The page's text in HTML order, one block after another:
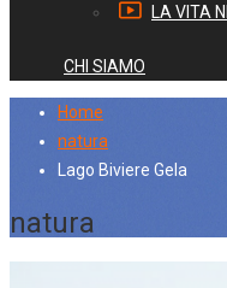
LA VITA
CHI SIAMO
Home
natura
Lago Biviere Gela
natura